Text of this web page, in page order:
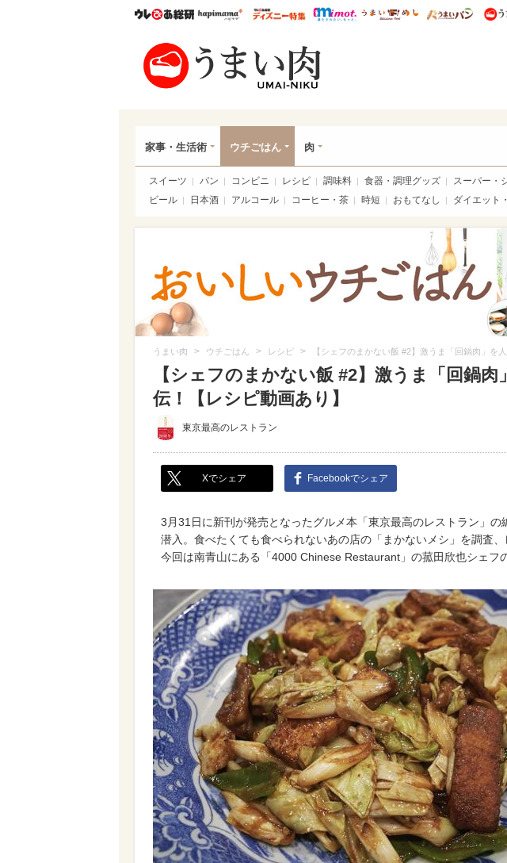
ウレぴあ総研ハピママ* ウレぴあ総研 ディズニー特集
mimot. うまいめし うま
家事・生活術 ウチごはん 肉
スイーツ パン コンビニ レシピ 調味料 食器・調理グッズ スーパー・
ビール
日本酒 アルコール コーヒー・茶 時短 おもてなし ダイエット
うまい肉 > ウチごはん > レシピ > 【シェフのまかない飯 #2】激うま「回鍋肉」を
【シェフのまかない飯 #2】激うま「回鍋
伝！【レシピ動画あり】
東京最高のレストラン
Xでシェア Facebookでシェア
3月31日に新刊が発売となったグルメ本「東京最高のレストラン」の
潜入。食べたくても食べられないあの店の「まかないメシ」を調査、
今回は南青山にある「4000 Chinese Restaurant」の菰田欣也シェフ